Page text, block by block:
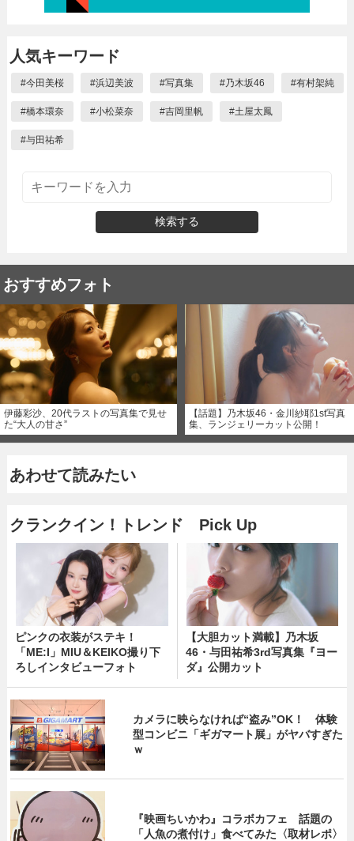
人気キーワード
#今田美桜 #浜辺美波 #写真集 #乃木坂46 #有村架純
#橋本環奈 #小松菜奈 #吉岡里帆 #土屋太鳳
#与田祐希
検索する
おすすめフォト
伊藤彩沙、20代ラストの写真集で見せ
た“大人の甘さ”
【話題】乃木坂46・金川紗耶1st写真
集、ランジェリーカット公開！
あわせて読みたい
クランクイン！トレンド Pick Up
ピンクの衣装がステキ！
「ME:I」MIU＆KEIKO撮り下
ろしインタビューフォト
【大胆カット満載】乃木坂
46・与田祐希3rd写真集『ヨー
ダ』公開カット
カメラに映らなければ“盗み”OK！ 体験
型コンビニ「ギガマート展」がヤバすぎた
ｗ
『映画ちいかわ』コラボカフェ 話題の
「人魚の煮付け」食べてみた〈取材レポ〉